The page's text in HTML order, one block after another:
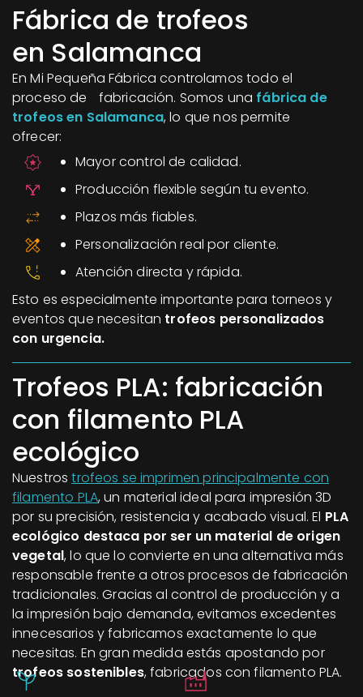
Fábrica de trofeos
en Salamanca
En Mi Pequeña Fábrica controlamos todo el
proceso de fabricación. Somos una fábrica de
trofeos en Salamanca, lo que nos permite
ofrecer:
Mayor control de calidad.
Producción flexible según tu evento.
Plazos más fiables.
Personalización real por cliente.
Atención directa y rápida.
Esto es especialmente importante para torneos y
eventos que necesitan trofeos personalizados
con urgencia.
Trofeos PLA: fabricación
con filamento PLA
ecológico
Nuestrostrofeos se imprimen principalmente con
filamento PLA, un material ideal para impresión 3D
por su precisión, resistencia y acabado visual. El PLA
ecológico destaca por ser un material de origen
vegetal, lo que lo convierte en una alternativa más
responsable frente a otros procesos de fabricación
tradicionales. Gracias al control de producción y a
la impresión bajo demanda, evitamos excedentes
innecesarios y fabricamos exactamente lo que
necesitas. En gran medida estás apostando por
trofeos sostenibles, fabricados con filamento PLA.